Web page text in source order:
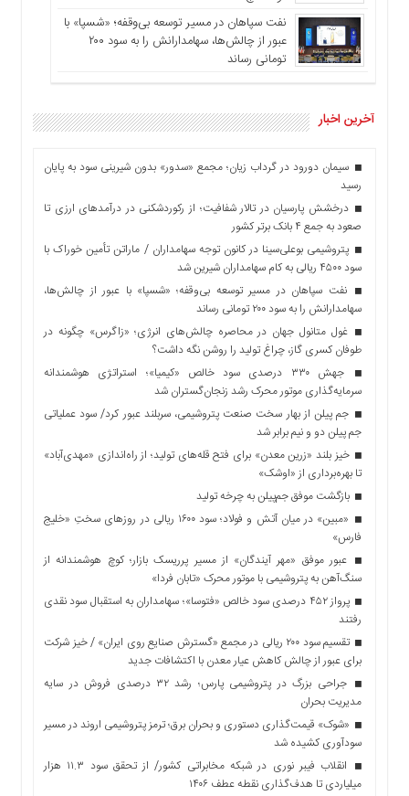
نفت سپاهان در مسیر توسعه بی‌وقفه؛ «شسپا» با
عبور از چالش‌ها، سهامدارانش را به سود ۲۰۰
تومانی رساند
آخرین اخبار
سیمان دورود در گرداب زیان؛ مجمع «سدور» بدون شیرینی سود به پایان
رسید
درخشش پارسیان در تالار شفافیت؛ از رکوردشکنی در درآمدهای ارزی تا
صعود به جمع ۴ بانک برتر کشور
پتروشیمی بوعلی‌سینا در کانون توجه سهامداران / ماراتن تأمین خوراک با
سود ۴۵۰۰ ریالی به کام سهامداران شیرین شد
نفت سپاهان در مسیر توسعه بی‌وقفه؛ «شسپا» با عبور از چالش‌ها،
سهامدارانش را به سود ۲۰۰ تومانی رساند
غول متانول جهان در محاصره چالش‌های انرژی؛ «زاگرس» چگونه در
طوفان کسری گاز، چراغ تولید را روشن نگه داشت؟
جهش ۳۳۰ درصدی سود خالص «کیمیا»؛ استراتژی هوشمندانه
سرمایه‌گذاری موتور محرک رشد زنجان‌گستران شد
جم پیلن از بهار سخت صنعت پتروشیمی، سربلند عبور کرد/ سود عملیاتی
جم پیلن دو و نیم برابر شد
خیز بلند «زرین معدن» برای فتح قله‌های تولید؛ از راه‌اندازی «مهدی‌آباد»
تا بهره‌برداری از «اوشک»
بازگشت موفق جم‌پیلن به چرخه تولید
«مبین» در میان آتش و فولاد؛ سود ۱۶۰۰ ریالی در روزهای سختِ «خلیج
فارس»
عبور موفق «مهر آیندگان» از مسیر پرریسک بازار؛ کوچ هوشمندانه از
سنگ‌آهن به پتروشیمی با موتور محرک «تابان فردا»
پرواز ۴۵۲ درصدی سود خالص «فتوسا»؛ سهامداران به استقبال سود نقدی
رفتند
تقسیم سود ۲۰۰ ریالی در مجمع «گسترش صنایع روی ایران» / خیز شرکت
برای عبور از چالش کاهش عیار معدن با اکتشافات جدید
جراحی بزرگ در پتروشیمی پارس؛ رشد ۳۲ درصدی فروش در سایه
مدیریت بحران
«شوک» قیمت‌گذاری دستوری و بحران برق؛ ترمز پتروشیمی اروند در مسیر
سودآوری کشیده شد
انقلاب فیبر نوری در شبکه مخابراتی کشور/ از تحقق سود ۱۱.۳ هزار
میلیاردی تا هدف‌گذاری نقطه عطف ۱۴۰۶